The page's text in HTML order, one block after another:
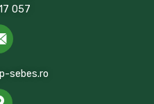
057
sebes.ro